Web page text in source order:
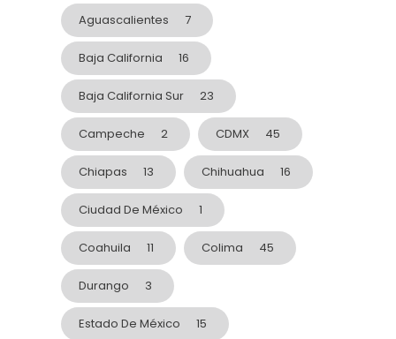
Aguascalientes 7
Baja California 16
Baja California Sur 23
Campeche 2 CDMX 45
Chiapas 13 Chihuahua 16
Ciudad De México 1
Coahuila 11 Colima 45
Durango 3
Estado De México 15